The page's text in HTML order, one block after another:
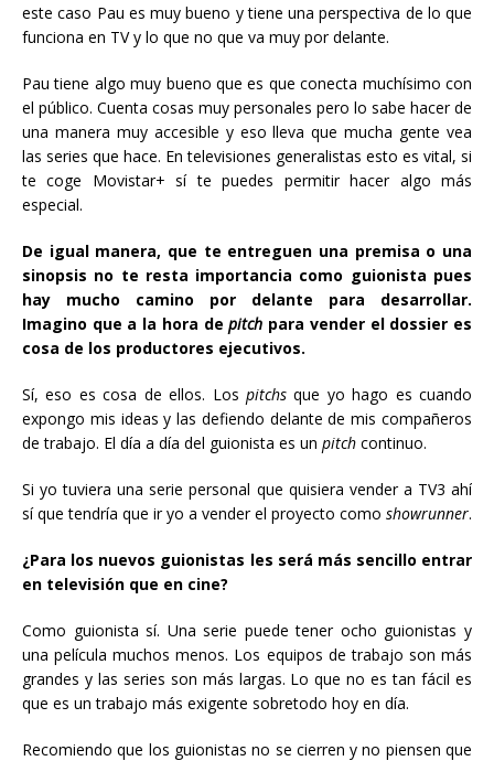
este caso Pau es muy bueno y tiene una perspectiva de lo que
funciona en TV y lo que no que va muy por delante.
Pau tiene algo muy bueno que es que conecta muchísimo con
el público. Cuenta cosas muy personales pero lo sabe hacer de
una manera muy accesible y eso lleva que mucha gente vea
las series que hace. En televisiones generalistas esto es vital, si
te coge Movistar+ sí te puedes permitir hacer algo más
especial.
De igual manera, que te entreguen una premisa o una
sinopsis no te resta importancia como guionista pues
hay mucho camino por delante para desarrollar.
Imagino que a la hora depitch para vender el dossier es
cosa de los productores ejecutivos.
Sí, eso es cosa de ellos. Los pitchsque yo hago es cuando
expongo mis ideas y las defiendo delante de mis compañeros
de trabajo. El día a día del guionista es un pitch continuo.
Si yo tuviera una serie personal que quisiera vender a TV3 ahí
sí que tendría que ir yo a vender el proyecto como showrunner.
¿Para los nuevos guionistas les será más sencillo entrar
en televisión que en cine?
Como guionista sí. Una serie puede tener ocho guionistas y
una película muchos menos. Los equipos de trabajo son más
grandes y las series son más largas. Lo que no es tan fácil es
que es un trabajo más exigente sobretodo hoy en día.
Recomiendo que los guionistas no se cierren y no piensen que